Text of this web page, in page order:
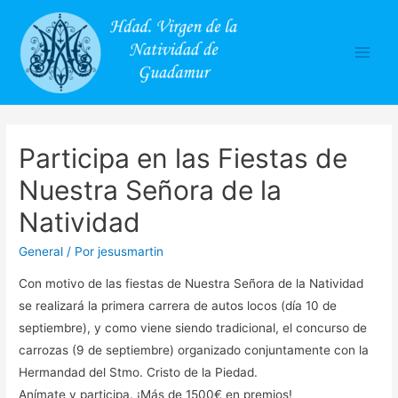
Participa en las Fiestas de
Nuestra Señora de la
Natividad
General / Porjesusmartin
Con motivo de las fiestas de Nuestra Señora de la Natividad
se realizará la primera carrera de autos locos (día 10 de
septiembre), y como viene siendo tradicional, el concurso de
carrozas (9 de septiembre) organizado conjuntamente con la
Hermandad del Stmo. Cristo de la Piedad.
Anímate y participa. ¡Más de 1500€ en premios!